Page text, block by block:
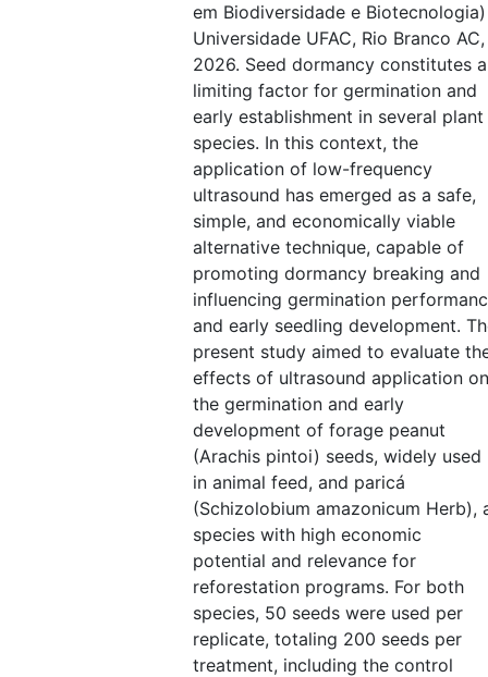
em Biodiversidade e Biotecnologia)
Universidade UFAC, Rio Branco AC,
2026. Seed dormancy constitutes a
limiting factor for germination and
early establishment in several plant
species. In this context, the
application of low-frequency
ultrasound has emerged as a safe,
simple, and economically viable
alternative technique, capable of
promoting dormancy breaking and
influencing germination
and early seedling development.
present study aimed to evaluate
effects of ultrasound application on
the germination and early
development of forage peanut
(Arachis pintoi) seeds, widely used
in animal feed, and paricá
(Schizolobium amazonicum Herb),
species with high economic
potential and relevance for
reforestation programs. For both
species, 50 seeds were used per
replicate, totaling 200 seeds per
treatment, including the control